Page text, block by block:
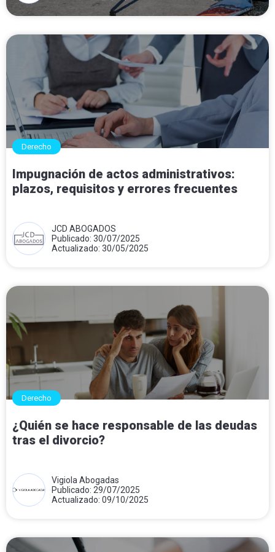
Derecho
Impugnación de actos administrativos:
plazos, requisitos y errores frecuentes
JCD ABOGADOS
Publicado: 30/07/2025
Actualizado: 30/05/2025
Derecho
¿Quién se hace responsable de las deudas
tras el divorcio?
Vigiola Abogadas
Publicado: 29/07/2025
Actualizado: 09/10/2025